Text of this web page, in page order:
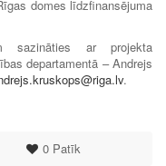
domes līdzfinansējuma
sazināties ar projekta
departamentā – Andrejs
.
0Patīk